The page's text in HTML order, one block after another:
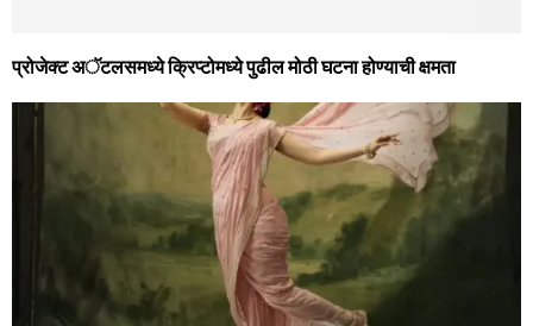
प्रोजेक्ट अॅटलसमध्ये क्रिप्टोमध्ये पुढील मोठी घटना होण्याची क्षमता